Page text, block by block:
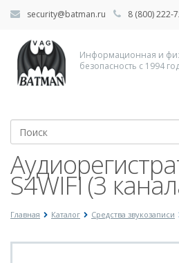
security@batman.ru 8 (800) 222-
Информационная и
безопасность с 1994
S4WIFI (3
Главная Каталог Средства звукозаписи